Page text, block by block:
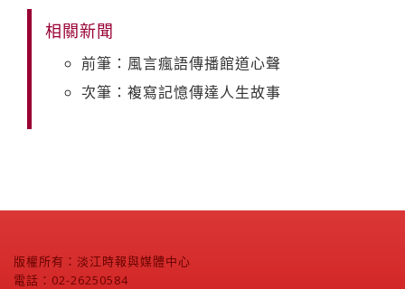
相關新聞
前筆：風言瘋語傳播館道心聲
次筆：複寫記憶傳達人生故事
版權所有：淡江時報與媒體中心
電話：02-26250584